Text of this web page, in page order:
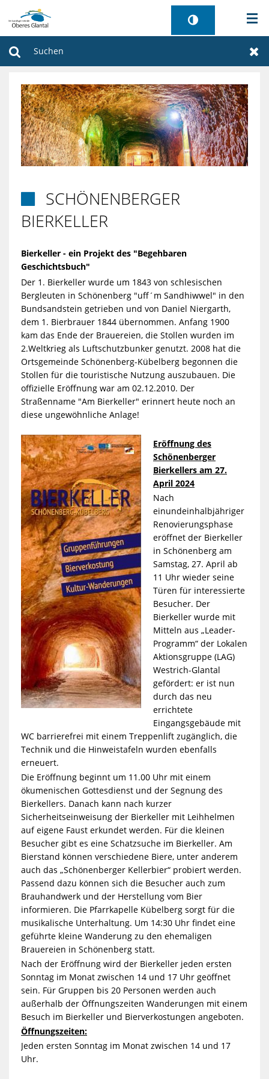
AKTUELLES
BÜRGERSERVICE
WIRTSCHAFT
VERWALTUNG
TOURISMUS
Suchen
SCHÖNENBERGER
BIERKELLER
Bierkeller - ein Projekt des "Begehbaren
Geschichtsbuch"
Der 1. Bierkeller wurde um 1843 von schlesischen
Bergleuten in Schönenberg "uff´m Sandhiwwel" in den
Bundsandstein getrieben und von Daniel Niergarth,
dem 1. Bierbrauer 1844 übernommen. Anfang 1900
kam das Ende der Brauereien, die Stollen wurden im
2.Weltkrieg als Luftschutzbunker genutzt. 2008 hat die
Ortsgemeinde Schönenberg-Kübelberg begonnen die
Stollen für die touristische Nutzung auszubauen. Die
offizielle Eröffnung war am 02.12.2010. Der
Straßenname "Am Bierkeller" erinnert heute noch an
diese ungewöhnliche Anlage!
Eröffnung des
Schönenberger
Bierkellers am 27.
April 2024
Nach
einundeinhalbjähriger
Renovierungsphase
eröffnet der Bierkeller
in Schönenberg am
Samstag, 27. April ab
11 Uhr wieder seine
Türen für interessierte
Besucher. Der
Bierkeller wurde mit
Mitteln aus „Leader-
Programm“ der Lokalen
Aktionsgruppe (LAG)
Westrich-Glantal
gefördert: er ist nun
durch das neu
errichtete
Eingangsgebäude mit
WC barrierefrei mit einem Treppenlift zugänglich, die
Technik und die Hinweistafeln wurden ebenfalls
erneuert.
Die Eröffnung beginnt um 11.00 Uhr mit einem
ökumenischen Gottesdienst und der Segnung des
Bierkellers. Danach kann nach kurzer
Sicherheitseinweisung der Bierkeller mit Leihhelmen
auf eigene Faust erkundet werden. Für die kleinen
Besucher gibt es eine Schatzsuche im Bierkeller. Am
Bierstand können verschiedene Biere, unter anderem
auch das „Schönenberger Kellerbier“ probiert werden.
Passend dazu können sich die Besucher auch zum
Brauhandwerk und der Herstellung vom Bier
informieren. Die Pfarrkapelle Kübelberg sorgt für die
musikalische Unterhaltung. Um 14:30 Uhr findet eine
geführte kleine Wanderung zu den ehemaligen
Brauereien in Schönenberg statt.
Nach der Eröffnung wird der Bierkeller jeden ersten
Sonntag im Monat zwischen 14 und 17 Uhr geöffnet
sein. Für Gruppen bis 20 Personen werden auch
außerhalb der Öffnungszeiten Wanderungen mit einem
Besuch im Bierkeller und Bierverkostungen angeboten.
Öffnungszeiten:
Jeden ersten Sonntag im Monat zwischen 14 und 17
Uhr.